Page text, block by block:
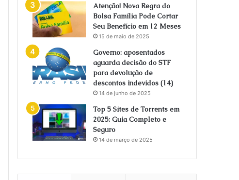
Atenção! Nova Regra do
Bolsa Família Pode Cortar
Seu Benefício em 12 Meses
15 de maio de 2025
Governo: aposentados
aguarda decisão do STF
para devolução de
descontos indevidos (14)
14 de junho de 2025
Top 5 Sites de Torrents em
2025: Guia Completo e
Seguro
14 de março de 2025